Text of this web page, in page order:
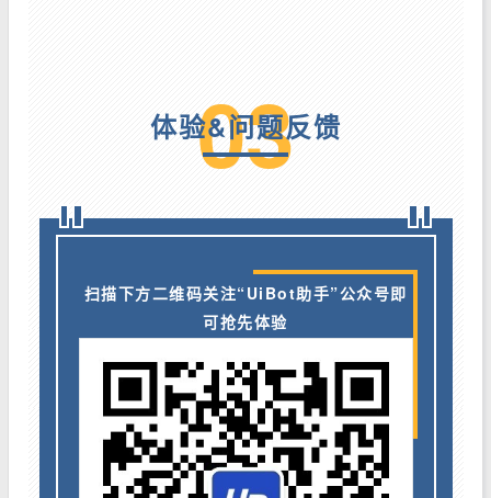
03
体验&问题反馈
扫描下方二维码关注“UiBot助手”公众号即
可抢先体验